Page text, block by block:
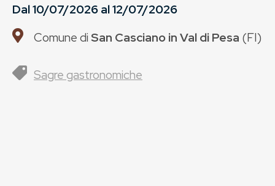
Dal10/07/2026al12/07/2026
Comune diSan Casciano in Val di Pesa (FI)
Sagre gastronomiche